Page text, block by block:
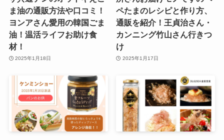
ま油の通販方法や口コミ！
ヨンアさん愛用の韓国ごま
油！温活ライフお助け食
材！
2025年1月18日
ペたまのレシピと作り方、
通販を紹介！王貞治さん・
カンニング竹山さん行きつ
け
2025年1月17日